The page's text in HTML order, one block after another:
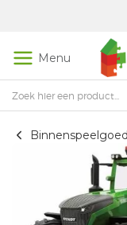
Menu
Binnenspeelgoed